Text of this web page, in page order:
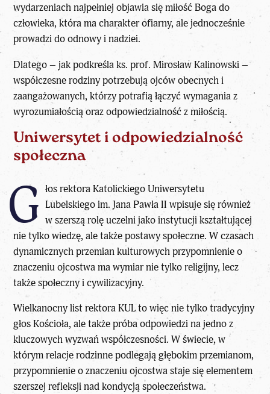
wydarzeniach najpełniej objawia się miłość Boga do
człowieka, która ma charakter ofiarny, ale jednocześnie
prowadzi do odnowy i nadziei.
Dlatego – jak podkreśla ks. prof. Mirosław Kalinowski –
współczesne rodziny potrzebują ojców obecnych i
zaangażowanych, którzy potrafią łączyć wymagania z
wyrozumiałością oraz odpowiedzialność z miłością.
Uniwersytet i odpowiedzialność
społeczna
G łos rektora Katolickiego Uniwersytetu
Lubelskiego im. Jana Pawła II wpisuje się również
w szerszą rolę uczelni jako instytucji kształtującej
nie tylko wiedzę, ale także postawy społeczne. W czasach
dynamicznych przemian kulturowych przypomnienie o
znaczeniu ojcostwa ma wymiar nie tylko religijny, lecz
także społeczny i cywilizacyjny.
Wielkanocny list rektora KUL to więc nie tylko tradycyjny
głos Kościoła, ale także próba odpowiedzi na jedno z
kluczowych wyzwań współczesności. W świecie, w
którym relacje rodzinne podlegają głębokim przemianom,
przypomnienie o znaczeniu ojcostwa staje się elementem
szerszej refleksji nad kondycją społeczeństwa.